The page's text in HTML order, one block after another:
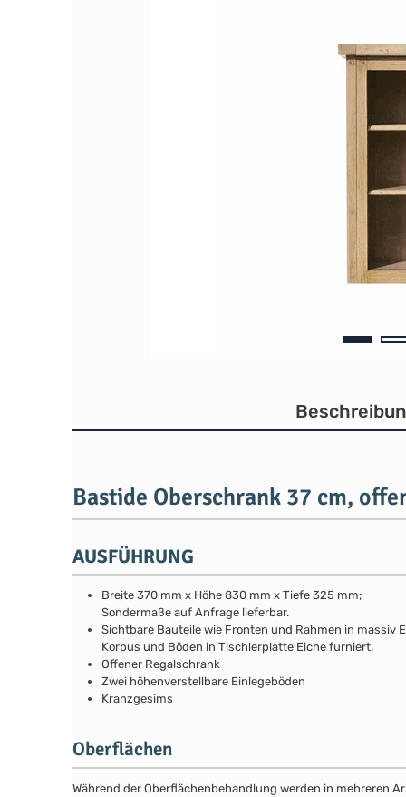
Bastide Oberschrank 37 cm,
AUSFÜHRUNG
Breite 370 mm x Höhe 830 mm x Tiefe 325 mm;
Sondermaße auf Anfrage lieferbar.
Sichtbare Bauteile wie Fronten und Rahmen in massiv
Korpus und Böden in Tischlerplatte Eiche furniert.
Offener Regalschrank
Zwei höhenverstellbare Einlegeböden
Kranzgesims
Oberflächen
Während der Oberflächenbehandlung werden in mehreren